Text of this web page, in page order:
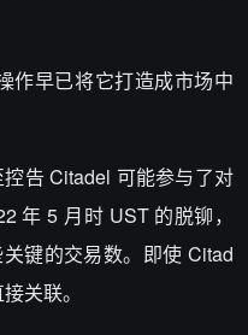
作早已将它打造成市场中
告 Citadel 可能参与了对
年 5 月时 UST 的脱铆，
键的交易数。即使 Citad
关联。